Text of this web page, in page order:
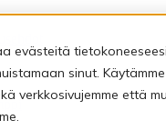
evästeitä
sinut.
verkkosivujemme että